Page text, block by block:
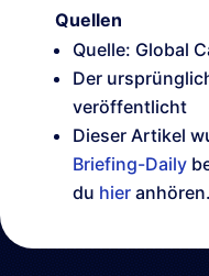
Quellen
Quelle: Global
Der
veröffentlicht
Dieser Artikel
Briefing-Daily
du hier anhören.